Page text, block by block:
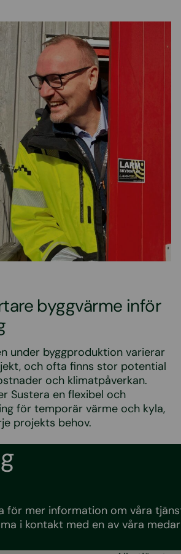
byggvärme inför
under byggproduktion varierar
och ofta finns stor potential
och klimatpåverkan.
Sustera en flexibel och
för temporär värme och kyla,
projekts behov.
för mer information om våra
i kontakt med en av våra